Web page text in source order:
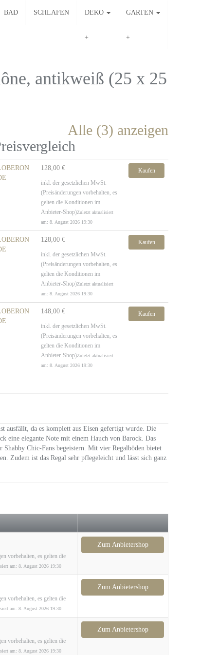
BAD SCHLAFEN DEKO GARTEN
antikweiß (25 x 25
Alle (3) anzeigen
128,00 €
inkl. der gesetzlichen MwSt.
(Preisänderungen vorbehalten, es
gelten die Konditionen im
Anbieter-Shop)Zuletzt aktualisiert
am: 8. August 2026 19:30
Kaufen
128,00 €
inkl. der gesetzlichen MwSt.
(Preisänderungen vorbehalten, es
gelten die Konditionen im
Anbieter-Shop)Zuletzt aktualisiert
am: 8. August 2026 19:30
Kaufen
148,00 €
inkl. der gesetzlichen MwSt.
(Preisänderungen vorbehalten, es
gelten die Konditionen im
Anbieter-Shop)Zuletzt aktualisiert
am: 8. August 2026 19:30
Kaufen
ausfällt, da es komplett aus Eisen gefertigt wurde. Die
eine elegante Note mit einem Hauch von Barock. Das
Chic-Fans begeistern. Mit vier Regalböden bietet
Zudem ist das Regal sehr pflegeleicht und lässt sich ganz
vorbehalten, es gelten die
am: 8. August 2026 19:30
Zum Anbietershop
vorbehalten, es gelten die
am: 8. August 2026 19:30
Zum Anbietershop
vorbehalten, es gelten die
am: 8. August 2026 19:30
Zum Anbietershop